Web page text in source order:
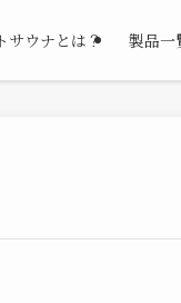
サウナとは？ 製品一